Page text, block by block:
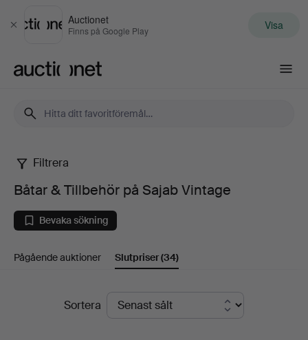
Stäng
Auctionet
Finns på Google Play Visa
Båtar
Tillbehör
på
Filtrera
Båtar & Tillbehör på Sajab Vintage
Bevaka sökning
Pågående auktioner Slutpriser(34)
SlutpriserSortera